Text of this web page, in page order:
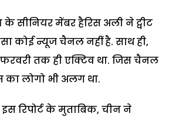
के सीनियर मेंबर हैरिस अली ने ट्वीट
कोई न्यूज चैनल नहीं है. साथ ही,
तक ही एक्टिव था. जिस चैनल
लोगो भी अलग था.
रिपोर्ट के मुताबिक, चीन ने